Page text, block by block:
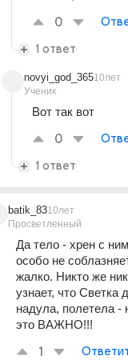
0
1 ответ
novyi_god_365
Ученик
10лет
Вот так вот
0
1 ответ
batik_83
Просветленный
10лет
Да тело - хрен с
особо не
жалко. Никто же
узнает, что Светка
надула, полетела -
это ВАЖНО!!!
1